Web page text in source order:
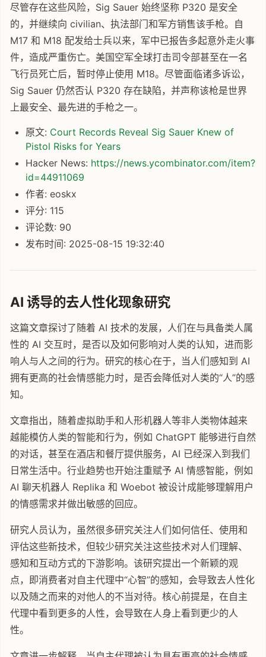
尽管存在这些风险，Sig Sauer 始终坚称 P320 是安全
的，并继续向 civilian、执法部门和军方销售该手枪。自
M17 和 M18 配发给士兵以来，军中已报告多起意外走火事
件，造成严重伤亡。美国空军全球打击司令部甚至在一名
飞行员死亡后，暂时停止使用 M18。尽管面临诸多诉讼，
Sig Sauer 仍然否认 P320 存在缺陷，并声称该枪是世界
上最安全、最先进的手枪之一。
原文: Court Records Reveal Sig Sauer Knew of
Pistol Risks for Years
Hacker News: https://news.ycombinator.com/item?
id=44911069
作者: eoskx
评分: 115
评论数: 90
发布时间: 2025-08-15 19:32:40
AI 诱导的去人性化现象研究
这篇文章探讨了随着 AI 技术的发展，人们在与具备类人属
性的 AI 交互时，是否以及如何影响对人类的认知，进而影
响人与人之间的行为。研究的核心在于，当人们感知到 AI
拥有更高的社会情感能力时，是否会降低对人类的“人”的感
知。
文章指出，随着虚拟助手和人形机器人等非人类物体越来
越能模仿人类的智能和行为，例如 ChatGPT 能够进行自然
的对话，甚至在酒店和餐厅提供服务，AI 已经深入到我们
日常生活中。行业趋势也开始注重赋予 AI 情感智能，例如
AI 聊天机器人 Replika 和 Woebot 被设计成能够理解用户
的情感需求并做出敏感的回应。
研究人员认为，虽然很多研究关注人们如何信任、使用和
评估这些新技术，但较少研究关注这些技术对人们理解、
感知和互动方式的下游影响。该研究提出一个新颖的观
点，即消费者对自主代理中“心智”的感知，会导致去人性化
以及随之而来的对他人的不当对待。核心前提是，在自主
代理中看到更多的人性，会导致在人身上看到更少的人
性。